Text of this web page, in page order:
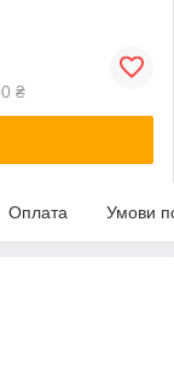
₴
Оплата Умови